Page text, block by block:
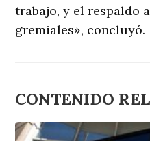
trabajo, y el respaldo
gremiales», concluyó.
CONTENIDO